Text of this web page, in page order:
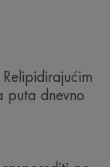
puta dnevno